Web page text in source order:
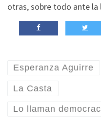
otras, sobre todo ante la
Esperanza Aguirre
La Casta
Lo llaman